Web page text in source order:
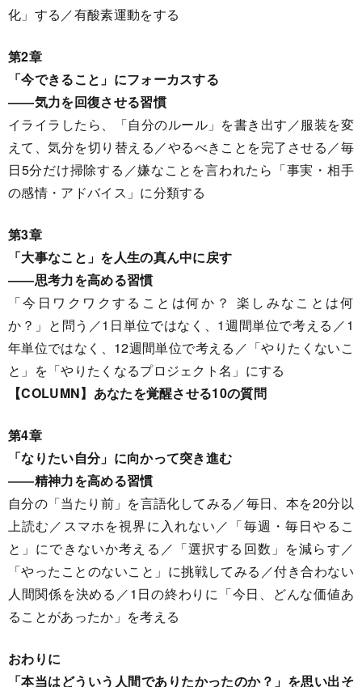
化」する／有酸素運動をする
第2章
「今できること」にフォーカスする
――気力を回復させる習慣
イライラしたら、「自分のルール」を書き出す／服装を変
えて、気分を切り替える／やるべきことを完了させる／毎
日5分だけ掃除する／嫌なことを言われたら「事実・相手
の感情・アドバイス」に分類する
第3章
「大事なこと」を人生の真ん中に戻す
――思考力を高める習慣
「今日ワクワクすることは何か？ 楽しみなことは何
か？」と問う／1日単位ではなく、1週間単位で考える／1
年単位ではなく、12週間単位で考える／「やりたくないこ
と」を「やりたくなるプロジェクト名」にする
【COLUMN】あなたを覚醒させる10の質問
第4章
「なりたい自分」に向かって突き進む
――精神力を高める習慣
自分の「当たり前」を言語化してみる／毎日、本を20分以
上読む／スマホを視界に入れない／「毎週・毎日やるこ
と」にできないか考える／「選択する回数」を減らす／
「やったことのないこと」に挑戦してみる／付き合わない
人間関係を決める／1日の終わりに「今日、どんな価値あ
ることがあったか」を考える
おわりに
「本当はどういう人間でありたかったのか？」を思い出そ